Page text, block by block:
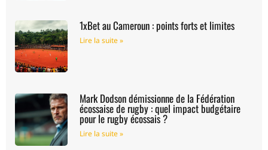
1xBet au Cameroun : points forts et limites
Lire la suite »
Mark Dodson démissionne de la Fédération
écossaise de rugby : quel impact budgétaire
pour le rugby écossais ?
Lire la suite »